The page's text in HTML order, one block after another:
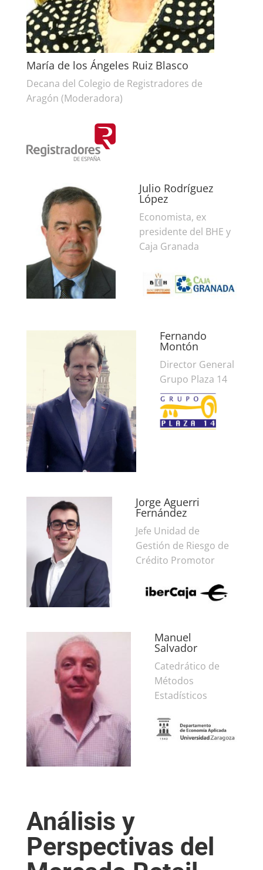
María de los Ángeles Ruiz Blasco
Decana del Colegio de Registradores de
Aragón (Moderadora)
Julio Rodríguez
López
Economista, ex
presidente del BHE y
Caja Granada
Fernando
Montón
Director General
Grupo Plaza 14
Jorge Aguerri
Fernández
Jefe Unidad de
Gestión de Riesgo de
Crédito Promotor
Manuel
Salvador
Catedrático de
Métodos
Estadísticos
Análisis y
Perspectivas del